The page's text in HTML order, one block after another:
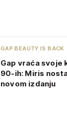
GAP BEAUTY IS BACK
Gap vraća svoje
90-ih: Miris
novom izdanju